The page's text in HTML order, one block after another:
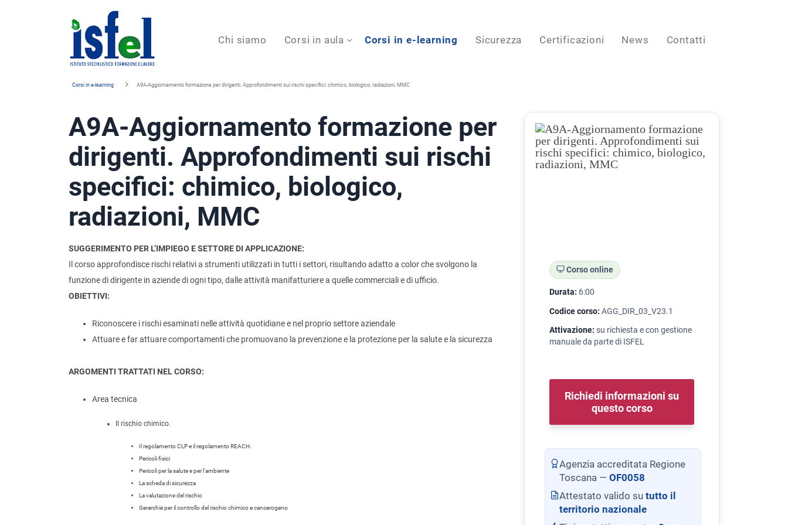
Istituto
formazione
e
lavoro
Chi siamo Corsi in aula Corsi in e-learning Sicurezza Certificazioni News Contatti
Corsi in e-learning A9A-Aggiornamento formazione per dirigenti. Approfondimenti sui rischi specifici: chimico, biologico, radiazioni, MMC
A9A-Aggiornamento formazione per
dirigenti. Approfondimenti sui rischi
specifici: chimico, biologico,
radiazioni, MMC
SUGGERIMENTO PER L’IMPIEGO E SETTORE DI APPLICAZIONE:
Il corso approfondisce rischi relativi a strumenti utilizzati in tutti i settori, risultando adatto a color che svolgono la
funzione di dirigente in aziende di ogni tipo, dalle attività manifatturiere a quelle commerciali e di ufficio.
OBIETTIVI:
Riconoscere i rischi esaminati nelle attività quotidiane e nel proprio settore aziendale
Attuare e far attuare comportamenti che promuovano la prevenzione e la protezione per la salute e la sicurezza
ARGOMENTI TRATTATI NEL CORSO:
Area tecnica
Il rischio chimico.
Il regolamento CLP e il regolamento REACH.
Pericoli fisici
Pericoli per la salute e per l'ambiente
La scheda di sicurezza
La valutazione del rischio
Gerarchie per il controllo del rischio chimico e cancerogeno
Corso online
Durata: 6:00
Codice corso: AGG_DIR_03_V23.1
Attivazione: su richiesta e con gestione
manuale da parte di ISFEL
Richiedi informazioni su
questo corso
Agenzia accreditata Regione
Toscana —OF0058
Attestato valido sututto il
territorio nazionale